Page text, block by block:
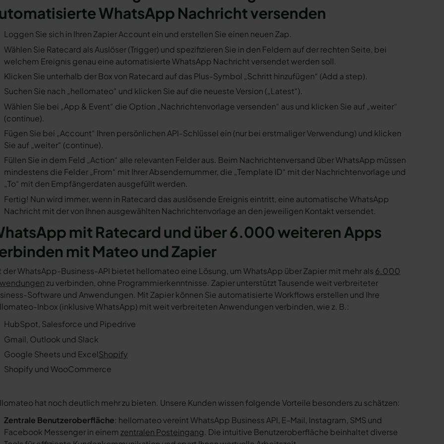
WhatsApp Nachricht versenden
Loggen Sie sich in Ihren Zapier Account ein und erstellen Sie einen neuen Zap.
Wählen Sie Ratecard als Auslöser (Trigger) und spezifizieren Sie in den Feldern auf der rechten Seite, bei
welchem Ereignis genau eine automatisierte WhatsApp Nachricht versendet werden soll.
Klicken Sie unterhalb der Box von Ratecard auf das Plus-Symbol „Schritt hinzufügen“ (Add a step).
Suchen Sie nach „hellomateo“ und klicken Sie auf die neueste Version („Latest“).
Wählen Sie bei „App & Event“ die Option „Nachrichtenvorlage versenden“ aus und klicken Sie auf „weiter“
(continue).
Fügen Sie bei „Account“ Ihren persönlichen API-Schlüssel ein (nur bei erstmaliger Verwendung) und klicken
Sie auf „weiter“ (continue).
Füllen Sie in dem Feld „Action“ alle relevanten Felder aus. Beim Nachrichtenversand über WhatsApp müssen
mindestens die Felder „From“ mit Ihrer Absendernummer, die „Template ID“ mit der Nachrichtenvorlage und
„To“ mit den Empfängerdaten ausgefüllt werden.
Fertig! Nun wird immer, wenn in Ratecard das auslösende Ereignis eintritt, eine automatische WhatsApp
Nachricht mit der von Ihnen ausgewählten Nachrichtenvorlage an den jeweiligen Kontakt versendet.
mit Ratecard und über 6.000 weiteren Apps
mit Mateo und Zapier
der WhatsApp-Business-API bietet hellomateo eine Lösung, um WhatsApp über Zapier mit mehr als 6.000
zu verbinden, ohne Programmierkenntnisse. Zapier unterstützt Tausende weit verbreiteter
Software und Anwendungen. Mit Zapier können Sie automatisierte Workflows erstellen und Ihre
Inbox (inklusive WhatsApp) mit weit verbreiteten Anwendungen verbinden, wie z. B.:
HubSpot, Salesforce und Pipedrive
Gmail, Outlook und Slack
Google Sheets und ExcelShopify
Shopify und WooCommerce
hat noch deutlich mehr zu bieten. Unsere Kunden wissen folgende Vorteile besonders zu schätzen:
Zentrale Benutzeroberfläche: hellomateo vereint WhatsApp Business API, E-Mail, Instagram, SMS und
Facebook Messenger in einem zentralen Posteingang. Die intuitive Benutzeroberfläche beinhaltet diverse